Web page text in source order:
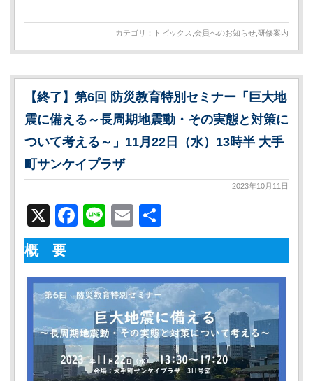
カテゴリ： トピックス 会員へのお知らせ 研修案内
【終了】第6回 防災教育特別セミナー「巨大地
震に備える～長周期地震動・その実態と対策に
ついて考える～」11月22日（水）13時半 大手
町サンケイプラザ
2023年10月11日
X Facebook
LineEmail
有
概 要